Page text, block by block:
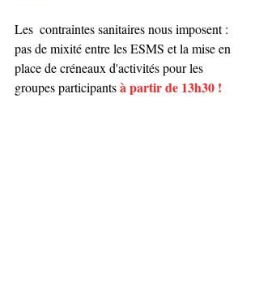
Les  contraintes sanitaires nous imposent :
pas de mixité entre les ESMS et la mise en
place de créneaux d'activités pour les
groupes participants à partir de 13h30 !